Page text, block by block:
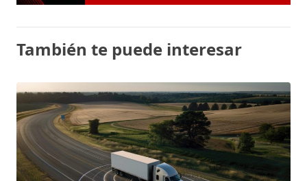
También te puede interesar